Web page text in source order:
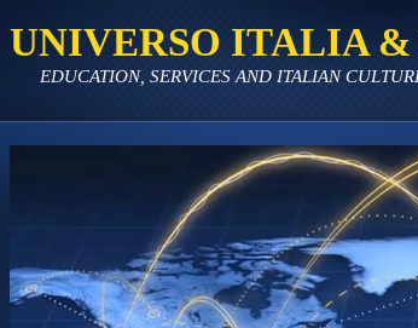
UNIVERSO ITALIA &
EDUCATION, SERVICES AND ITALIAN